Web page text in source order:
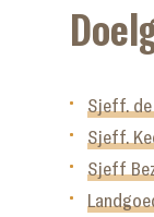
Sjeff.
Sjeff.
Sjeff